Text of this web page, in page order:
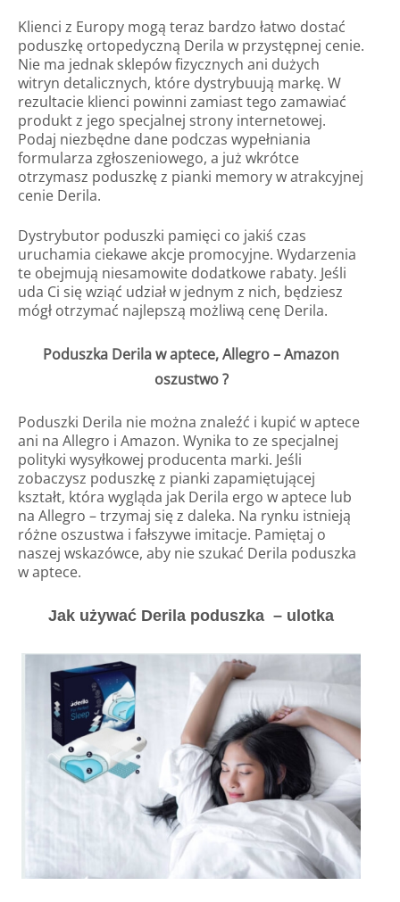
Klienci z Europy mogą teraz bardzo łatwo dostać
poduszkę ortopedyczną Derila w przystępnej cenie.
Nie ma jednak sklepów fizycznych ani dużych
witryn detalicznych, które dystrybuują markę. W
rezultacie klienci powinni zamiast tego zamawiać
produkt z jego specjalnej strony internetowej.
Podaj niezbędne dane podczas wypełniania
formularza zgłoszeniowego, a już wkrótce
otrzymasz poduszkę z pianki memory w atrakcyjnej
cenie Derila.
Dystrybutor poduszki pamięci co jakiś czas
uruchamia ciekawe akcje promocyjne. Wydarzenia
te obejmują niesamowite dodatkowe rabaty. Jeśli
uda Ci się wziąć udział w jednym z nich, będziesz
mógł otrzymać najlepszą możliwą cenę Derila.
Poduszka Derila w aptece,Allegro – Amazon
oszustwo?
Poduszki Derila nie można znaleźć i kupić w aptece
ani na Allegro i Amazon. Wynika to ze specjalnej
polityki wysyłkowej producenta marki. Jeśli
zobaczysz poduszkę z pianki zapamiętującej
kształt, która wygląda jak Derila ergo w aptece lub
na Allegro – trzymaj się z daleka. Na rynku istnieją
różne oszustwa i fałszywe imitacje. Pamiętaj o
naszej wskazówce, aby nie szukać Derila poduszka
w aptece.
Jak używać Derila poduszka – ulotka